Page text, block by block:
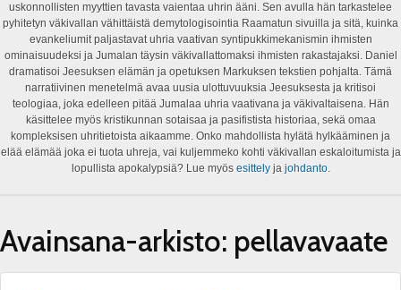
uskonnollisten myyttien tavasta vaientaa uhrin ääni. Sen avulla hän tarkastelee
pyhitetyn väkivallan vähittäistä demytologisointia Raamatun sivuilla ja sitä, kuinka
evankeliumit paljastavat uhria vaativan syntipukkimekanismin ihmisten
ominaisuudeksi ja Jumalan täysin väkivallattomaksi ihmisten rakastajaksi. Daniel
dramatisoi Jeesuksen elämän ja opetuksen Markuksen tekstien pohjalta. Tämä
narratiivinen menetelmä avaa uusia ulottuvuuksia Jeesuksesta ja kritisoi
teologiaa, joka edelleen pitää Jumalaa uhria vaativana ja väkivaltaisena. Hän
käsittelee myös kristikunnan sotaisaa ja pasifistista historiaa, sekä omaa
kompleksisen uhritietoista aikaamme. Onko mahdollista hylätä hylkääminen ja
elää elämää joka ei tuota uhreja, vai kuljemmeko kohti väkivallan eskaloitumista ja
lopullista apokalypsiä? Lue myös esittelyja johdanto.
Avainsana-arkisto: pellavavaate